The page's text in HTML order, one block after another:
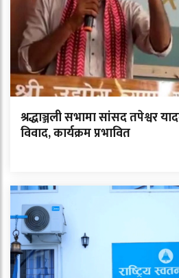
श्रद्धाञ्जली सभामा सांसद तपेश्वर
विवाद, कार्यक्रम प्रभावित